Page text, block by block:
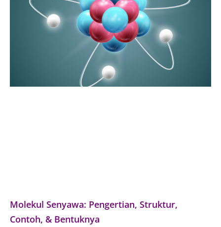
Molekul Senyawa: Pengertian, Struktur,
Contoh, & Bentuknya